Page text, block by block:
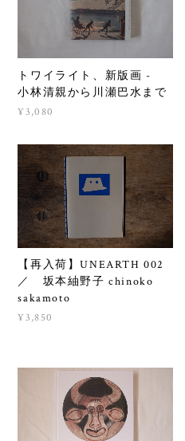
トワイライト、新版画 -
小林清親から川瀬巴水まで
¥3,080
【再入荷】UNEARTH 002
／ 坂本紬野子 chinoko
sakamoto
¥3,850